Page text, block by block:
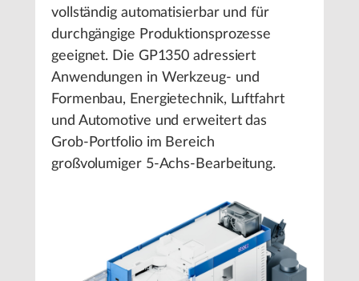
vollständig automatisierbar und für
durchgängige Produktionsprozesse
geeignet. Die GP1350 adressiert
Anwendungen in Werkzeug- und
Formenbau, Energietechnik, Luftfahrt
und Automotive und erweitert das
Grob-Portfolio im Bereich
großvolumiger 5-Achs-Bearbeitung.